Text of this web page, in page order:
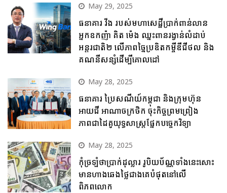
May 29, 2025
ធនាគារ វីង របស់មហាសេដ្ឋីប្រាក់ពាន់លាន
អ្នកឧកញ៉ា គិត ម៉េង ឈ្នះពានរង្វាន់លំដាប់
អន្តរជាតិ២ លើភាពច្នៃប្រឌិតកម្ចីឌីជីថល និង
គណនីសន្សំដើម្បីគោលដៅ
May 28, 2025
ធនាគារ ប្រៃសណីយ៍កម្ពុជា និងក្រុមហ៊ុន
អាយជី អាណាចក្រថិក ចុះកិច្ចព្រមព្រៀង
ភាពជាដៃគូយុទ្ធសាស្ត្រផ្នែកបច្ចេកវិទ្យា
May 28, 2025
កុំច្រឡំថាប្រាក់ដុល្លារ រូបិយប័ណ្ណទាំងនេះសោះ
មានហាងឆេងថ្លៃជាងគេបំផុតនៅលើ
ពិភពលោក